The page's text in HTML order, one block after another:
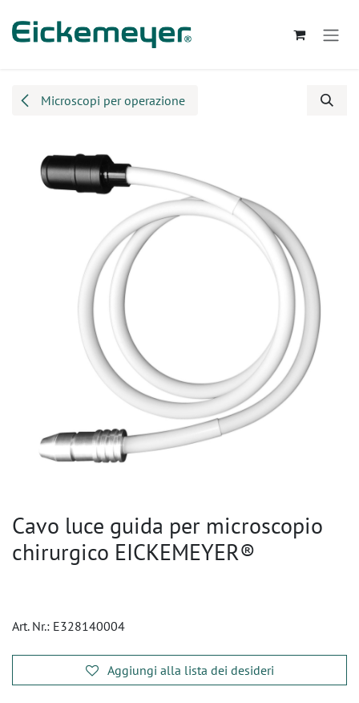
Microscopi per operazione
Cavo luce guida per microscopio
chirurgico EICKEMEYER®
Art. Nr.: E328140004
Aggiungi alla lista dei desideri